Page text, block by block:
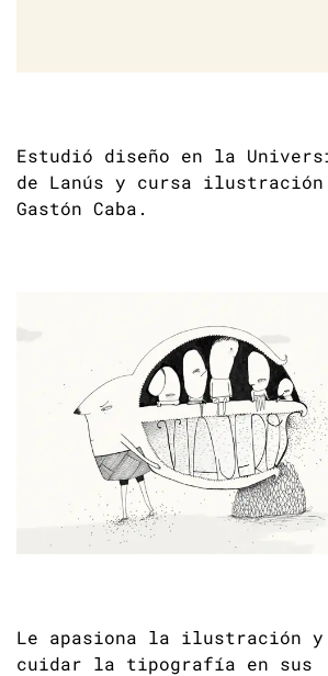
Estudió diseño en la
de Lanús y cursa ilustración
Gastón Caba.
Le apasiona la ilustración y
cuidar la tipografía en sus